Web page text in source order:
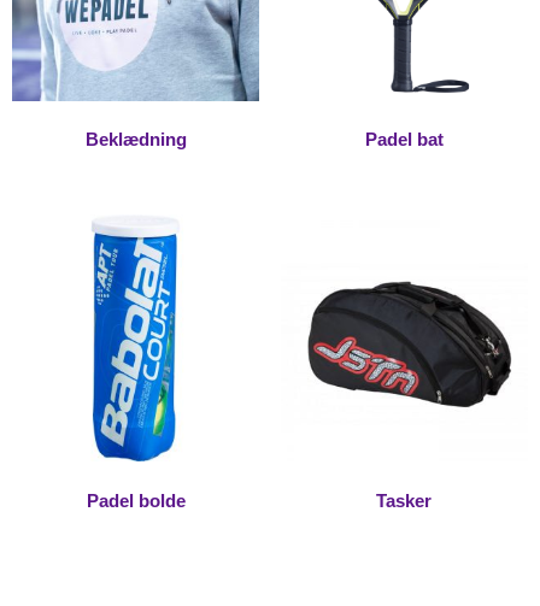
Beklædning Padel bat
Padel bolde Tasker